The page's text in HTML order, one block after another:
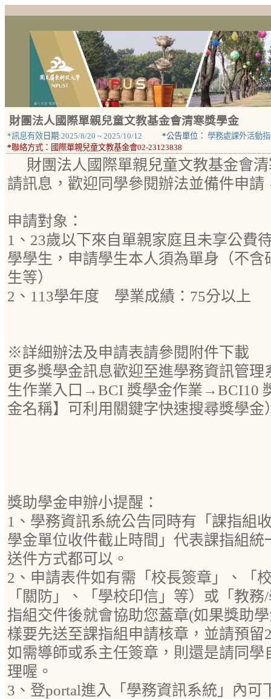
財團法人國際單親兒童文教基金會清寒獎學金
*訊息有效 日期:2025/8/20 ~ 2025/10/12 *公告單位： 學務處課外活動
*聯絡方式： 國際單親兒童文教基金會02-23123838
財團法人國際單親兒童文教基金會
請訊息，歡迎同學參閱辦法並備件申請
申請對象：
1、23歲以下來自單親家庭且未享公費
學學生，申請學生本人須為單身（不
生等）
2、113學年度 學業成績：75分以上
※詳細辦法及申請表請參閱附件下載
更多獎學金訊息歡迎至進學務資訊管理
生作業入口→BCI 獎學金作業→BCI10
金名稱】可利用關鍵字快速搜尋獎學
獎助學金申辦小提醒：
1、學務資訊系統公告同時有「課指組
學金單位收件截止時間」代表課指組
送件方式都可以。
2、申請表件如有需「校長簽章」、「
「關防」、「學校印信」等）或「教
指組交件後就會協助您蓋章(如果獎助
樣要先送至課指組申請核章，並請預留
如需導師或系主任簽章，則還是請同
理喔。
3、登portal進入「學務資訊系統」內可